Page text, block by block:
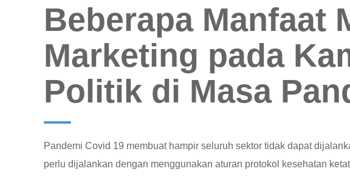
Beberapa Manfaat
Marketing pada
Politik di Masa
Pandemi Covid 19 membuat hampir seluruh sektor tidak dapat
perlu dijalankan dengan menggunakan aturan protokol kesehatan